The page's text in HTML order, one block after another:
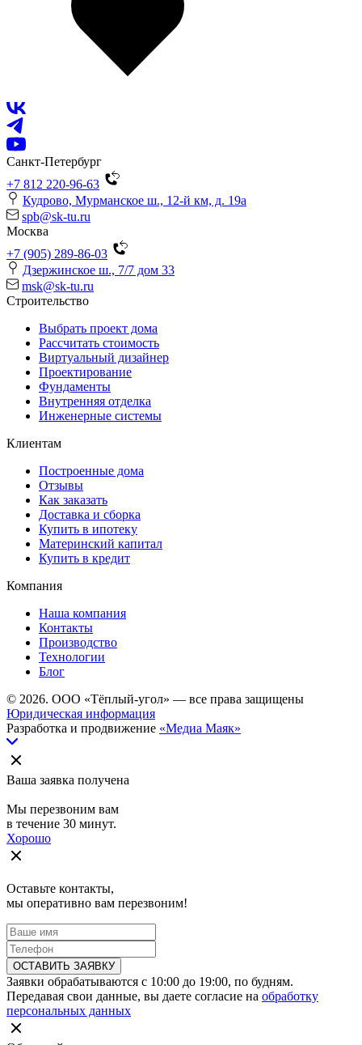
Санкт-Петербург
+7 812 220-96-63
Кудрово, Мурманское ш., 12-й км, д. 19a
spb@sk-tu.ru
Москва
+7 (905) 289-86-03
Дзержинское ш., 7/7 дом 33
msk@sk-tu.ru
Строительство
Выбрать проект дома
Рассчитать стоимость
Виртуальный дизайнер
Проектирование
Фундаменты
Внутренняя отделка
Инженерные системы
Клиентам
Построенные дома
Отзывы
Как заказать
Доставка и сборка
Купить в ипотеку
Материнский капитал
Купить в кредит
Компания
Наша компания
Контакты
Производство
Технологии
Блог
© 2026. ООО «Тёплый-угол» — все права защищены
Юридическая информация
Разработка и продвижение «Медиа Маяк»
Ваша заявка получена
Мы перезвоним вам
в течение 30 минут.
Хорошо
Оставьте контакты,
мы оперативно вам перезвоним!
ОСТАВИТЬ ЗАЯВКУ
Заявки обрабатываются с 10:00 до 19:00, по будням.
Передавая свои данные, вы даете согласие на обработку
персональных данных